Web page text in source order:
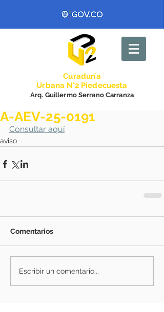
Curaduría
Urbana N°2 Piedecuesta
Arq. Guillermo Serrano Carranza
A-AEV-25-0191
Consultar aquí
aviso
Comentarios
Escribir un comentario...